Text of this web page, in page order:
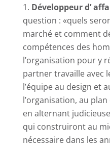
Développeur d’
question : «quels
marché et comment
compétences des
l’organisation pour y
partner travaille avec
l’équipe au design et
l’organisation, au
en alternant
qui construiront au
nécessaire dans les